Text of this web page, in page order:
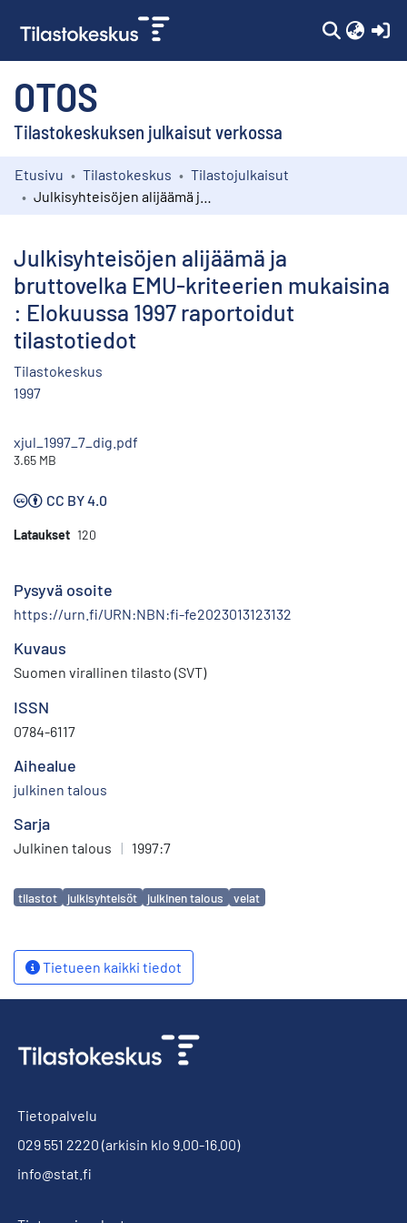
OTOS
Tilastokeskuksen julkaisut verkossa
Kokoelmat
Etusivu Tilastokeskus
Tilastojulkaisut
Julkisyhteisöjen alijäämä ja
bruttovelka EMU-kriteerien mukaisina
: Elokuussa 1997 raportoidut
tilastotiedot
Tilastokeskus
1997
xjul_1997_7_dig.pdf
3.65 MB
CC BY 4.0
Lataukset 120
Pysyvä osoite
https://urn.fi/URN:NBN:fi-fe2023013123132
Kuvaus
Suomen virallinen tilasto (SVT)
ISSN
0784-6117
Aihealue
julkinen talous
Sarja
Julkinen talous | 1997:7
Avainsanat
tilastot julkisyhteisöt julkinen talous velat
Tietueen kaikki tiedot
Tietopalvelu
029 551 2220 (arkisin klo 9.00-16.00)
info@stat.fi